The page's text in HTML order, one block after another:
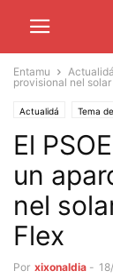
Entamu Actualidá
provisional nel solar
Actualidá Tema
El
un
nel
Flex
Por xixonaldia -